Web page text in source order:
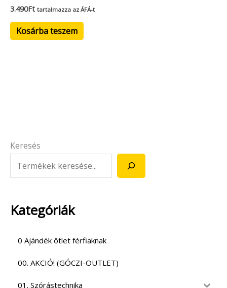
Keresés
Kategóriák
0 Ajándék ötlet férfiaknak
00. AKCIÓ! (GÓCZI-OUTLET)
01. Szórástechnika
3.490Ft tartalmazza az ÁFÁ-t
Kosárba teszem